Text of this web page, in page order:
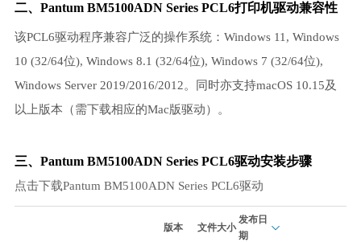
二、Pantum BM5100ADN Series PCL6打印机驱动兼容性
该PCL6驱动程序兼容广泛的操作系统：Windows 11, Windows
10 (32/64位), Windows 8.1 (32/64位), Windows 7 (32/64位),
Windows Server 2019/2016/2012。同时亦支持macOS 10.15及
以上版本（需下载相应的Mac版驱动）。
三、Pantum BM5100ADN Series PCL6驱动安装步骤
点击下载Pantum BM5100ADN Series PCL6驱动
版本 文件大小
发布日
期